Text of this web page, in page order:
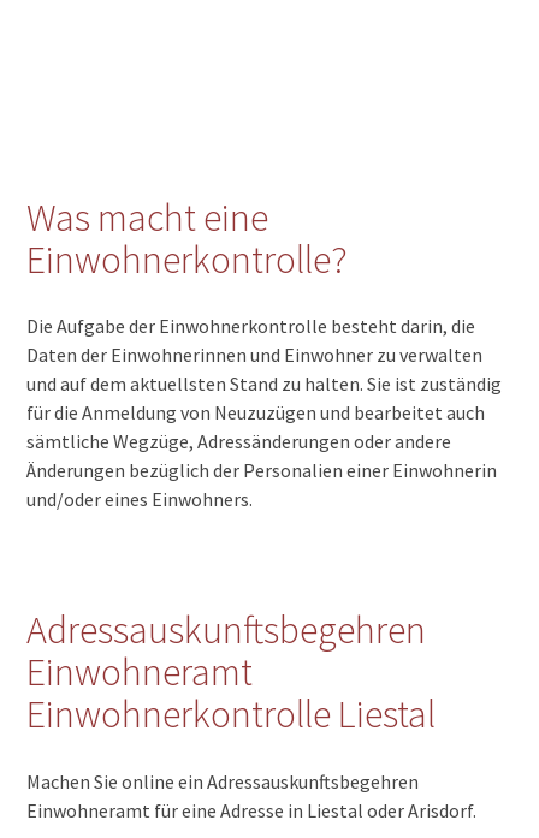
Was macht eine
Einwohnerkontrolle?
Die Aufgabe der Einwohnerkontrolle besteht darin, die
Daten der Einwohnerinnen und Einwohner zu verwalten
und auf dem aktuellsten Stand zu halten. Sie ist zuständig
für die Anmeldung von Neuzuzügen und bearbeitet auch
sämtliche Wegzüge, Adressänderungen oder andere
Änderungen bezüglich der Personalien einer Einwohnerin
und/oder eines Einwohners.
Adressauskunftsbegehren
Einwohneramt
Einwohnerkontrolle Liestal
Machen Sie online ein Adressauskunftsbegehren
Einwohneramt für eine Adresse in Liestal oder Arisdorf.